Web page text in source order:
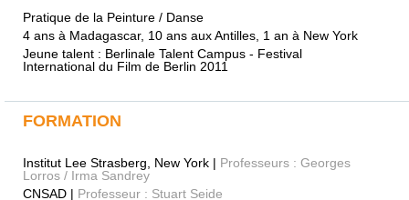
Pratique de la Peinture / Danse
4 ans à Madagascar, 10 ans aux Antilles, 1 an à New York
Jeune talent : Berlinale Talent Campus - Festival
International du Film de Berlin 2011
FORMATION
Institut Lee Strasberg, New York | Professeurs : Georges
Lorros / Irma Sandrey
CNSAD | Professeur : Stuart Seide